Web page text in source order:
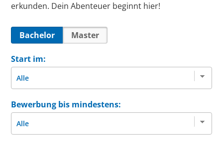
erkunden. Dein Abenteuer beginnt hier!
Bachelor Master
Start im:
Bewerbung bis mindestens: